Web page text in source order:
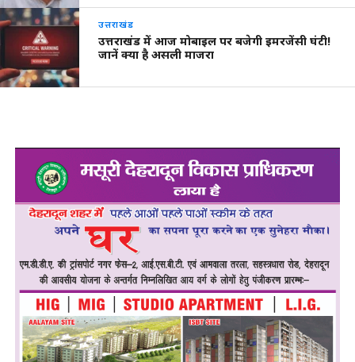
उत्तराखंड
उत्तराखंड में आज मोबाइल पर बजेगी इमरजेंसी घंटी!
जानें क्या है असली माजरा